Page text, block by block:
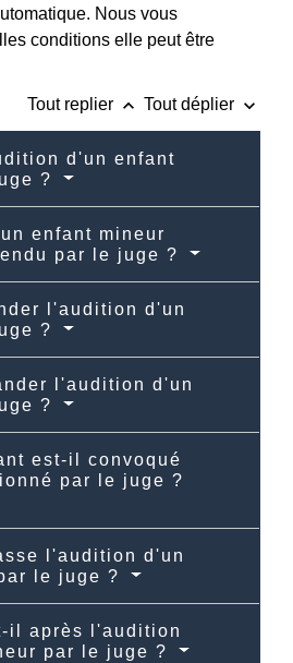
Nous vous
conditions elle peut être
Tout replier keyboard_arrow_up Tout déplier keyboard_arrow_down
d'un enfant
?
enfant mineur
par le juge ?
l'audition d'un
?
l'audition d'un
?
est-il convoqué
par le juge ?
l'audition d'un
le juge ?
il après l'audition
par le juge ?